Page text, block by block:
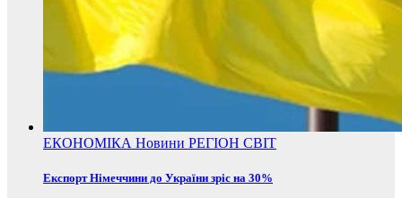
ЕКОНОМІКА Новини РЕГІОН СВІТ
Експорт Німеччини до України зріс на 30%